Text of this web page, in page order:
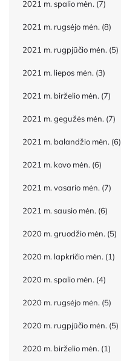
2021 m. spalio mėn. (7)
2021 m. rugsėjo mėn. (8)
2021 m. rugpjūčio mėn. (5)
2021 m. liepos mėn. (3)
2021 m. birželio mėn. (7)
2021 m. gegužės mėn. (7)
2021 m. balandžio mėn. (6)
2021 m. kovo mėn. (6)
2021 m. vasario mėn. (7)
2021 m. sausio mėn. (6)
2020 m. gruodžio mėn. (5)
2020 m. lapkričio mėn. (1)
2020 m. spalio mėn. (4)
2020 m. rugsėjo mėn. (5)
2020 m. rugpjūčio mėn. (5)
2020 m. birželio mėn. (1)